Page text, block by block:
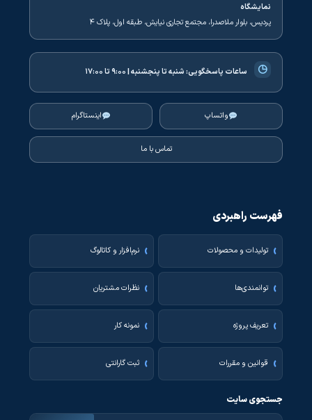
نمایشگاه
پردیس، بلوار ملاصدرا، مجتمع تجاری نیایش، طبقه اول، پلاک ۴
◷ ساعات پاسخگویی:شنبه تا پنجشنبه | ۹:۰۰ تا ۱۷:۰۰
واتساپ اینستاگرام
تماس با ما
فهرست راهبردی
تولیدات و محصولات نرم‌افزار و کاتالوگ
توانمندی‌ها نظرات مشتریان
تعریف پروژه نمونه کار
قوانین و مقررات ثبت گارانتی
جستجوی سایت